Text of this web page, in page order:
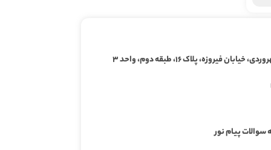
فیروزه، پلاک ۱۶، طبقه دوم، واحد ۳
سوالات پیام نور